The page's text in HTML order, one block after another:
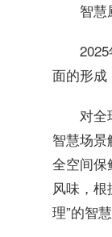
智慧
面的形成
对全
智慧场
全空间
风味，
理”的智